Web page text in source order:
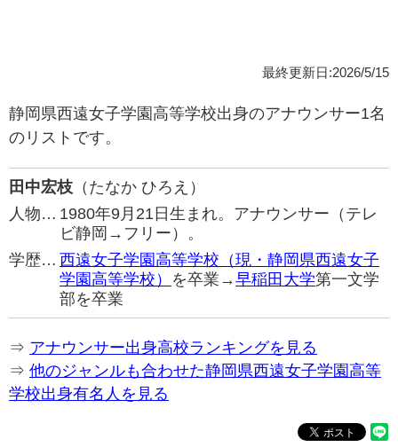
最終更新日:2026/5/15
静岡県西遠女子学園高等学校出身のアナウンサー1名
のリストです。
田中宏枝 （たなか ひろえ）
人物… 1980年9月21日生まれ。アナウンサー（テレ
ビ静岡→フリー）。
学歴… 西遠女子学園高等学校（現・静岡県西遠女子
学園高等学校） を卒業→早稲田大学第一文学
部を卒業
⇒ アナウンサー出身高校ランキングを見る
⇒ 他のジャンルも合わせた静岡県西遠女子学園高等
学校出身有名人を見る